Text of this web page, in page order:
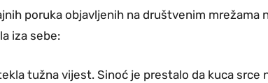
poruka objavljenih na društvenim mrežama
iza sebe:
tužna vijest. Sinoć je prestalo da kuca srce